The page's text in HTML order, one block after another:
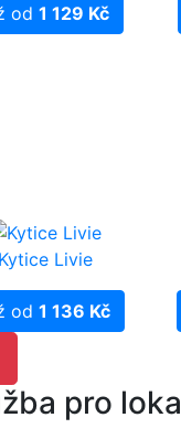
od 1 129 Kč
Kytice Livie
od 1 136 Kč
pro